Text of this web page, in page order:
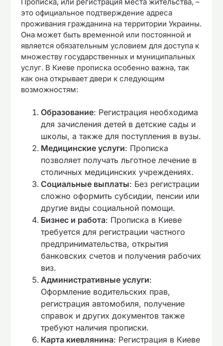
это официальное подтверждение адреса
проживания гражданина на территории Украины.
Она может быть временной или постоянной и
является обязательным условием для доступа к
множеству государственных и муниципальных
услуг. В Киеве прописка особенно важна, так
как она открывает двери к следующим
возможностям:
Образование: Регистрация необходима
для зачисления детей в детские сады и
школы, а также для поступления в вузы.
Медицинские услуги: Прописка
позволяет получать льготное лечение в
столичных медицинских учреждениях.
Социальные выплаты: Без регистрации
сложно оформить субсидии, пенсии или
другие виды социальной помощи.
Бизнес и работа: Прописка в Киеве
требуется для регистрации частного
предпринимательства, открытия
банковских счетов и получения рабочих
виз.
Административные услуги:
Оформление водительских прав,
регистрация автомобиля, получение
справок и других документов также
требуют наличия прописки.
Карта киевлянина: Регистрация в Киеве